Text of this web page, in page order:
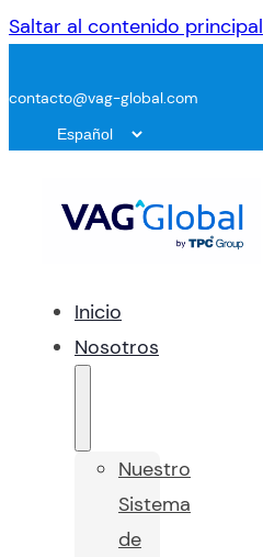
Saltar al contenido principal
contacto@vag-global.com
Inicio
Nosotros
Nuestro
Sistema
de